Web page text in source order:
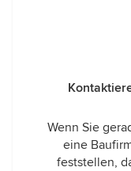
Wenn Sie
eine
feststellen,